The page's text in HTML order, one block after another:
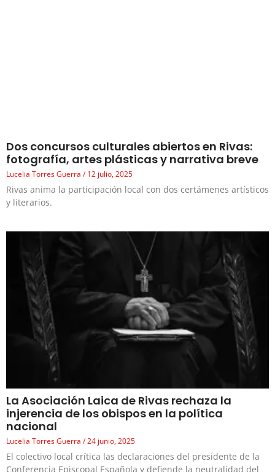
Dos concursos culturales abiertos en Rivas:
fotografía, artes plásticas y narrativa breve
Lucelia Torres Guerra 12 julio, 2025
Rivas anima la participación local con dos certámenes artísticos
y literarios.
La Asociación Laica de Rivas rechaza la
injerencia de los obispos en la política
nacional
Lucelia Torres Guerra 24 junio, 2025
El colectivo local crítica las declaraciones del presidente de la
Conferencia Episcopal Española y defiende la neutralidad del